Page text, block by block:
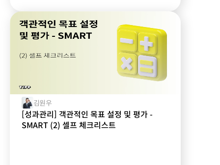
김원우
[성과관리] 객관적인 목표 설정 및 평가 -
SMART (2) 셀프 체크리스트